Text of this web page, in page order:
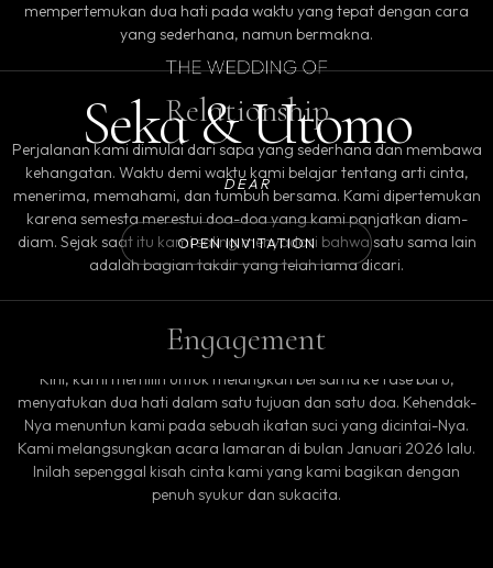
mempertemukan dua hati pada waktu yang tepat dengan cara
yang sederhana, namun bermakna.
Relationship
Perjalanan kami dimulai dari sapa yang sederhana dan membawa
kehangatan. Waktu demi waktu kami belajar tentang arti cinta,
menerima, memahami, dan tumbuh bersama. Kami dipertemukan
karena semesta merestui doa-doa yang kami panjatkan diam-
diam. Sejak saat itu kami saling menyadari bahwa satu sama lain
adalah bagian takdir yang telah lama dicari.
Engagement
Kini, kami memilih untuk melangkah bersama ke fase baru,
menyatukan dua hati dalam satu tujuan dan satu doa. Kehendak-
Nya menuntun kami pada sebuah ikatan suci yang dicintai-Nya.
Kami melangsungkan acara lamaran di bulan Januari 2026 lalu.
Inilah sepenggal kisah cinta kami yang kami bagikan dengan
penuh syukur dan sukacita.
Seka & Utomo
DEAR
OPEN INVITATION